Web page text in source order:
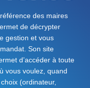
des maires
de décrypter
gestion et vous
Son site
d’accéder à toute
vous voulez, quand
(ordinateur,